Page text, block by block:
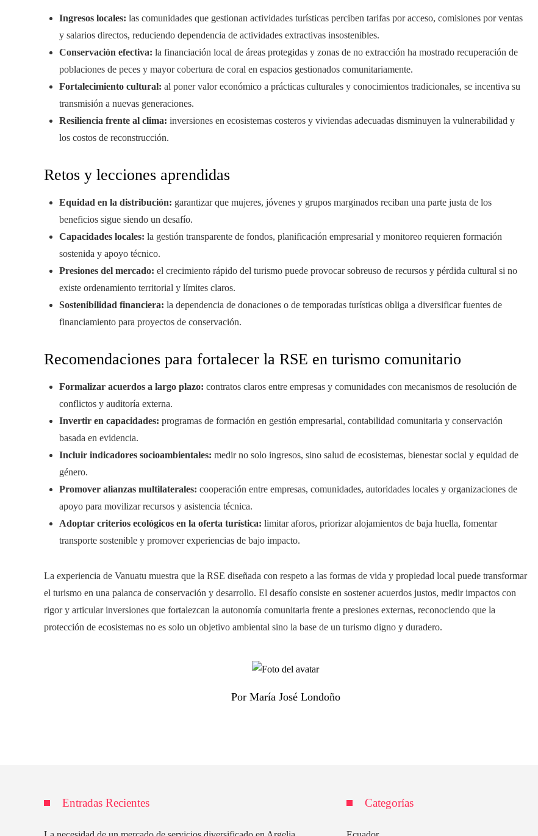
Ingresos locales: las comunidades que gestionan actividades turísticas perciben tarifas por acceso, comisiones por ventas
y salarios directos, reduciendo dependencia de actividades extractivas insostenibles.
Conservación efectiva: la financiación local de áreas protegidas y zonas de no extracción ha mostrado recuperación de
poblaciones de peces y mayor cobertura de coral en espacios gestionados comunitariamente.
Fortalecimiento cultural: al poner valor económico a prácticas culturales y conocimientos tradicionales, se incentiva su
transmisión a nuevas generaciones.
Resiliencia frente al clima: inversiones en ecosistemas costeros y viviendas adecuadas disminuyen la vulnerabilidad y
los costos de reconstrucción.
Retos y lecciones aprendidas
Equidad en la distribución: garantizar que mujeres, jóvenes y grupos marginados reciban una parte justa de los
beneficios sigue siendo un desafío.
Capacidades locales: la gestión transparente de fondos, planificación empresarial y monitoreo requieren formación
sostenida y apoyo técnico.
Presiones del mercado: el crecimiento rápido del turismo puede provocar sobreuso de recursos y pérdida cultural si no
existe ordenamiento territorial y límites claros.
Sostenibilidad financiera: la dependencia de donaciones o de temporadas turísticas obliga a diversificar fuentes de
financiamiento para proyectos de conservación.
Recomendaciones para fortalecer la RSE en turismo comunitario
Formalizar acuerdos a largo plazo: contratos claros entre empresas y comunidades con mecanismos de resolución de
conflictos y auditoría externa.
Invertir en capacidades: programas de formación en gestión empresarial, contabilidad comunitaria y conservación
basada en evidencia.
Incluir indicadores socioambientales: medir no solo ingresos, sino salud de ecosistemas, bienestar social y equidad de
género.
Promover alianzas multilaterales: cooperación entre empresas, comunidades, autoridades locales y organizaciones de
apoyo para movilizar recursos y asistencia técnica.
Adoptar criterios ecológicos en la oferta turística: limitar aforos, priorizar alojamientos de baja huella, fomentar
transporte sostenible y promover experiencias de bajo impacto.
La experiencia de Vanuatu muestra que la RSE diseñada con respeto a las formas de vida y propiedad local puede transformar
el turismo en una palanca de conservación y desarrollo. El desafío consiste en sostener acuerdos justos, medir impactos con
rigor y articular inversiones que fortalezcan la autonomía comunitaria frente a presiones externas, reconociendo que la
protección de ecosistemas no es solo un objetivo ambiental sino la base de un turismo digno y duradero.
Por María José Londoño
Entradas Recientes Categorías